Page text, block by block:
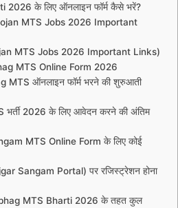
के लिए ऑनलाइन फॉर्म कैसे भरें?
MTS Jobs 2026 Important
MTS Jobs 2026 Important Links)
MTS Online Form 2026
MTS ऑनलाइन फॉर्म भरने की शुरुआती
भर्ती 2026 के लिए आवेदन करने की अंतिम
MTS Online Form के लिए कोई
Sangam Portal) पर रजिस्ट्रेशन होना
MTS Bharti 2026 के तहत कुल